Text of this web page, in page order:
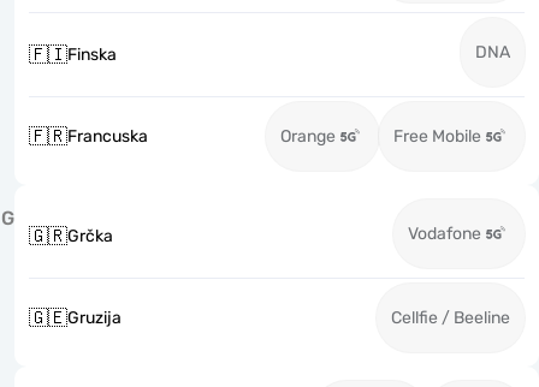
🇫🇮Finska DNA
🇫🇷Francuska Orange Free Mobile
G
🇬🇷Grčka Vodafone
🇬🇪Gruzija Cellfie / Beeline